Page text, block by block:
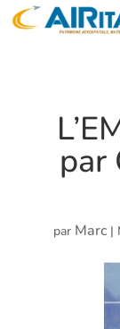
par
par Marc|